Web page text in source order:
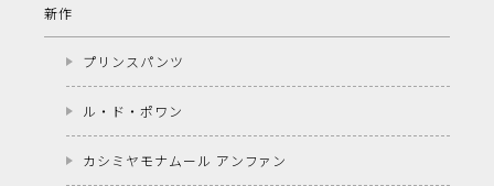
新作
プリンスパンツ
ル・ド・ポワン
カシミヤモナムール アンファン